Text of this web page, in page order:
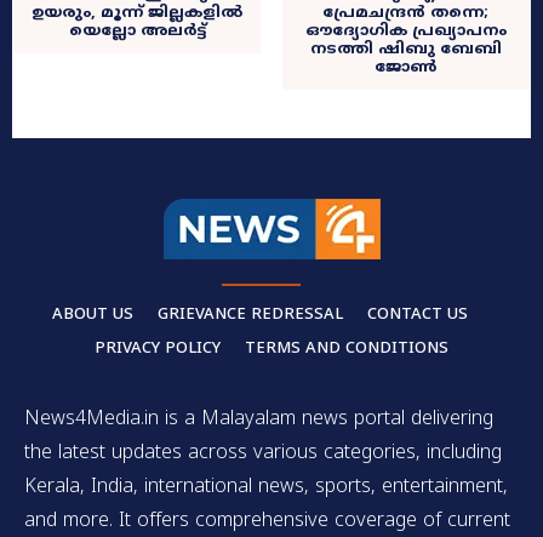
ഉയരും, മൂന്ന് ജില്ലകളിൽ
യെല്ലോ അലർട്ട്
പ്രേമചന്ദ്രൻ തന്നെ;
ഔദ്യോഗിക പ്രഖ്യാപനം
നടത്തി ഷിബു ബേബി
ജോൺ
ABOUT US GRIEVANCE REDRESSAL
CONTACT US
PRIVACY POLICY
TERMS AND CONDITIONS
News4Media.in is a Malayalam news portal delivering
the latest updates across various categories, including
Kerala, India, international news, sports, entertainment,
and more. It offers comprehensive coverage of current